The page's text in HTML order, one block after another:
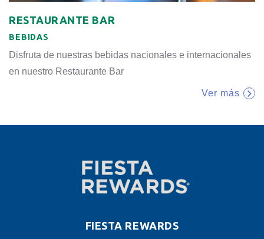
RESTAURANTE BAR
BEBIDAS
Disfruta de nuestras bebidas nacionales e internacionales
en nuestro Restaurante Bar
Ver más
FIESTA REWARDS